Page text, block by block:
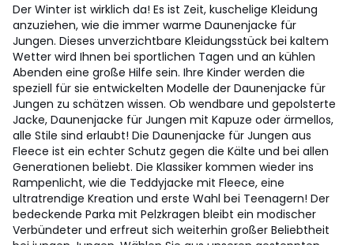
Der Winter ist wirklich da! Es ist Zeit, kuschelige Kleidung
anzuziehen, wie die immer warme Daunenjacke für
Jungen. Dieses unverzichtbare Kleidungsstück bei kaltem
Wetter wird Ihnen bei sportlichen Tagen und an kühlen
Abenden eine große Hilfe sein. Ihre Kinder werden die
speziell für sie entwickelten Modelle der Daunenjacke für
Jungen zu schätzen wissen. Ob wendbare und gepolsterte
Jacke, Daunenjacke für Jungen mit Kapuze oder ärmellos,
alle Stile sind erlaubt! Die Daunenjacke für Jungen aus
Fleece ist ein echter Schutz gegen die Kälte und bei allen
Generationen beliebt. Die Klassiker kommen wieder ins
Rampenlicht, wie die Teddyjacke mit Fleece, eine
ultratrendige Kreation und erste Wahl bei Teenagern! Der
bedeckende Parka mit Pelzkragen bleibt ein modischer
Verbündeter und erfreut sich weiterhin großer Beliebtheit